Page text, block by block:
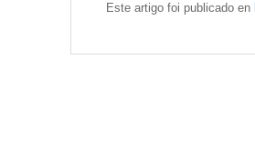
Este artigo foi publicado en